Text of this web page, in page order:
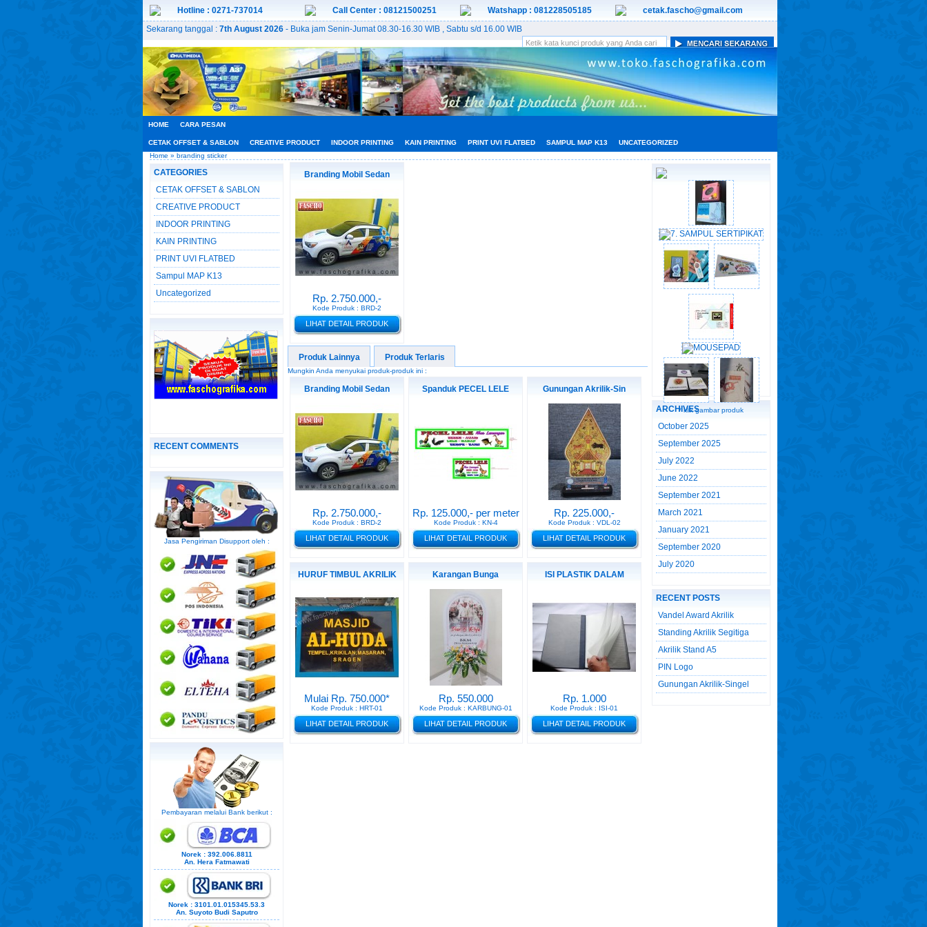
Sekarang tanggal : 7th August 2026 - Buka jam Senin-Jumat 08.30-16.30 WIB , Sabtu s/d 16.00 WIB
HOME CARA PESAN
CETAK OFFSET & SABLON CREATIVE PRODUCT INDOOR PRINTING KAIN PRINTING PRINT UVI FLATBED SAMPUL MAP K13
UNCATEGORIZED
Home » branding sticker
CATEGORIES
CETAK OFFSET & SABLON
CREATIVE PRODUCT
INDOOR PRINTING
KAIN PRINTING
PRINT UVI FLATBED
Sampul MAP K13
Uncategorized
RECENT COMMENTS
Jasa Pengiriman Disupport oleh :
Pembayaran melalui Bank berikut :
Norek : 392.006.8811
An. Hera Fatmawati
Norek : 3101.01.015345.53.3
An. Suyoto Budi Saputro
Branding Mobil Sedan
Rp. 2.750.000,-
Kode Produk : BRD-2
LIHAT DETAIL PRODUK
Produk Lainnya Produk Terlaris
Mungkin Anda menyukai produk-produk ini :
Branding Mobil Sedan
Rp. 2.750.000,-
Kode Produk : BRD-2
LIHAT DETAIL PRODUK
Spanduk PECEL LELE
Rp. 125.000,- per meter
Kode Produk : KN-4
LIHAT DETAIL PRODUK
Gunungan Akrilik-Sin
Rp. 225.000,-
Kode Produk : VDL-02
LIHAT DETAIL PRODUK
HURUF TIMBUL AKRILIK
Mulai Rp. 750.000*
Kode Produk : HRT-01
LIHAT DETAIL PRODUK
Karangan Bunga
Rp. 550.000
Kode Produk : KARBUNG-01
LIHAT DETAIL PRODUK
ISI PLASTIK DALAM
Rp. 1.000
Kode Produk : ISI-01
LIHAT DETAIL PRODUK
* klik gambar produk
ARCHIVES
October 2025
September 2025
July 2022
June 2022
September 2021
March 2021
January 2021
September 2020
July 2020
RECENT POSTS
Vandel Award Akrilik
Standing Akrilik Segitiga
Akrilik Stand A5
PIN Logo
Gunungan Akrilik-Singel
Hotline : 0271-737014 Call Center : 08121500251 Watshapp : 081228505185 cetak.fascho@gmail.com